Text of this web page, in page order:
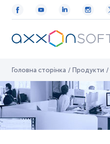
Головна сторінка / Продукти /